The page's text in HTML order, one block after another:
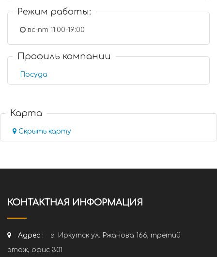
Режим работы:
вс-пт 11:00-19:00
Профиль компании
Посуда
Карта
Скрыть карту
КОНТАКТНАЯ ИНФОРМАЦИЯ
Адрес :
г. Иркутск ул. Ржанова 166, третий
этаж, офис 301